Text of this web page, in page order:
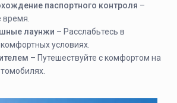
паспортного контроля –
время.
лаунжи – Расслабьтесь в
условиях.
– Путешествуйте с комфортом на